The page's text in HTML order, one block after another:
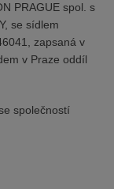
PRAGUE spol. s
se sídlem
zapsaná v
v Praze oddíl
společností